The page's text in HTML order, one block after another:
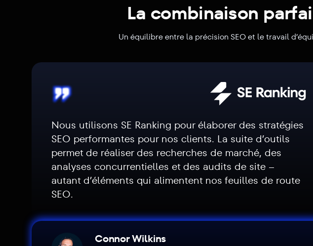
La combinaison
Un équilibre entre la précision SEO et le travail
Nous utilisons SE Ranking pour élaborer des stratégies
SEO performantes pour nos clients. La suite d’outils
permet de réaliser des recherches de marché, des
analyses concurrentielles et des audits de site –
autant d’éléments qui alimentent nos feuilles de route
SEO.
Connor Wilkins